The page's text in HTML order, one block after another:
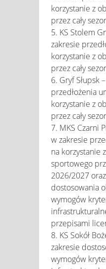
korzystanie z
przez cały
5. KS Stolem
zakresie
korzystanie z
przez cały
6. Gryf Słupsk
przedłożenia
korzystanie z
przez cały
7. MKS Czarni
w zakresie
na korzystanie
sportowego
2026/2027
dostosowania
wymogów
przepisami
8. KS Sokół
zakresie
wymogów